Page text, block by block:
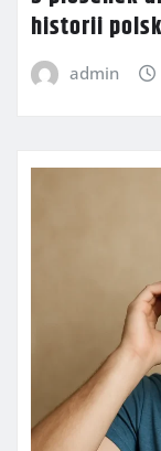
historii
admin